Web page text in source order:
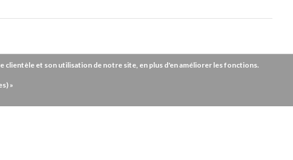
et son utilisation de notre site, en plus d'en améliorer les fonctions.
»